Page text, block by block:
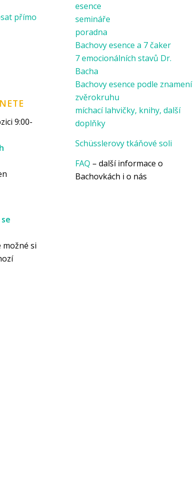
přímo
9:00-
možné si
esence
semináře
poradna
Bachovy esence a 7 čaker
7 emocionálních stavů Dr.
Bacha
Bachovy esence podle znamení
zvěrokruhu
míchací lahvičky, knihy, další
doplňky
Schüsslerovy tkáňové soli
FAQ – další informace o
Bachovkách i o nás